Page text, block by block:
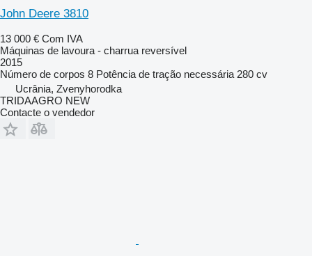
John Deere 3810
13 000 € Com IVA
Máquinas de lavoura - charrua reversível
2015
Número de corpos 8 Potência de tração necessária 280 cv
Ucrânia, Zvenyhorodka
TRIDAAGRO NEW
Contacte o vendedor